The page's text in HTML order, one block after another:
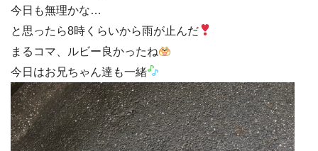
今日も無理かな…
と思ったら8時くらいから雨が止んだ
まるコマ、ルビー良かったね
今日はお兄ちゃん達も一緒